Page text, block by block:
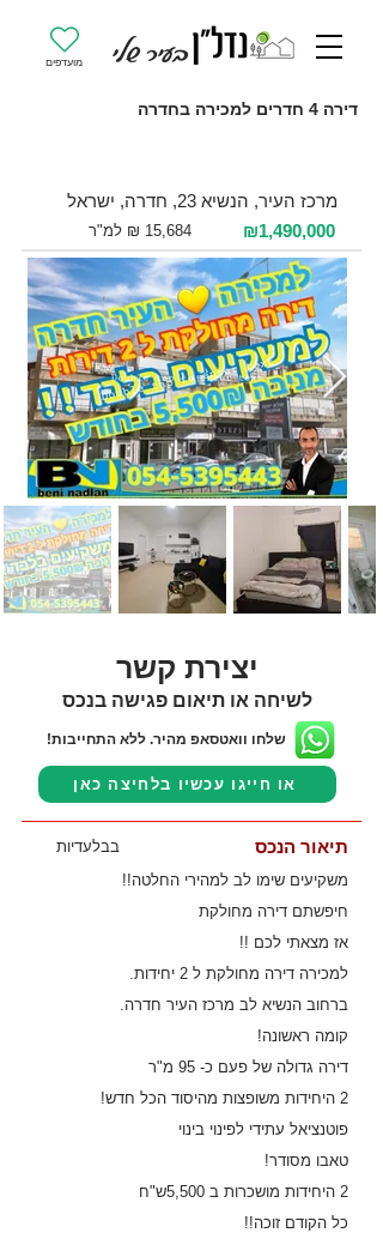
מועדפים
דירה 4 חדרים למכירה בחדרה
מרכז העיר, הנשיא 23, חדרה, ישראל
₪1,490,000
יצירת קשר
לשיחה או תיאום פגישה בנכס
שלחו וואטסאפ מהיר. ללא התחייבות!
או חייגו עכשיו בלחיצה כאן
בבלעדיות תיאור הנכס
משקיעים שימו לב למהירי החלטה!!
חיפשתם דירה מחולקת
אז מצאתי לכם !!
למכירה דירה מחולקת ל 2 יחידות.
ברחוב הנשיא לב מרכז העיר חדרה.
קומה ראשונה!
דירה גדולה של פעם כ- 95 מ"ר
2 היחידות משופצות מהיסוד הכל חדש!
פוטנציאל עתידי לפינוי בינוי
טאבו מסודר!
2 היחידות מושכרות ב 5,500ש"ח
כל הקודם זוכה!!